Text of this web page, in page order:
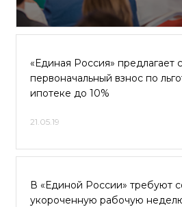
«Единая Россия» предлагает
первоначальный взнос по
ипотеке до 10%
21.05.19
В «Единой России» требуют
укороченную рабочую